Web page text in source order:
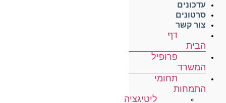
עדכונים
סרטונים
צור קשר
דף
הבית
פרופיל
המשרד
תחומי
התמחות
ליטיגציה